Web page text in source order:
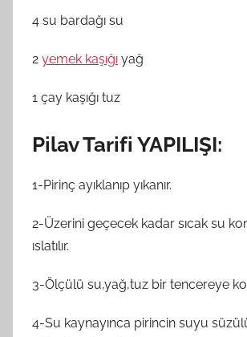
4 su bardağı su
2 yemek kaşığı yağ
1 çay kaşığı tuz
Pilav Tarifi YAPILIŞI:
1-Pirinç ayıklanıp yıkanır.
2-Üzerini geçecek kadar sıcak su
ıslatılır.
3-Ölçülü su,yağ,tuz bir tencereye
4-Su kaynayınca pirincin suyu